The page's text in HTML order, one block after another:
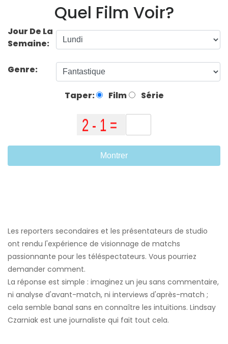
Quel Film Voir?
Jour De La
Semaine:
Genre:
Taper: Film Série
Montrer
Les reporters secondaires et les présentateurs de studio
ont rendu l'expérience de visionnage de matchs
passionnante pour les téléspectateurs. Vous pourriez
demander comment.
La réponse est simple : imaginez un jeu sans commentaire,
ni analyse d'avant-match, ni interviews d'après-match ;
cela semble banal sans en connaître les intuitions. Lindsay
Czarniak est une journaliste qui fait tout cela.